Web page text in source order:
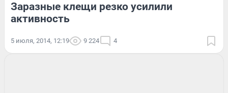
Заразные клещи резко усилили
активность
5 июля, 2014, 12:19 9 224 4